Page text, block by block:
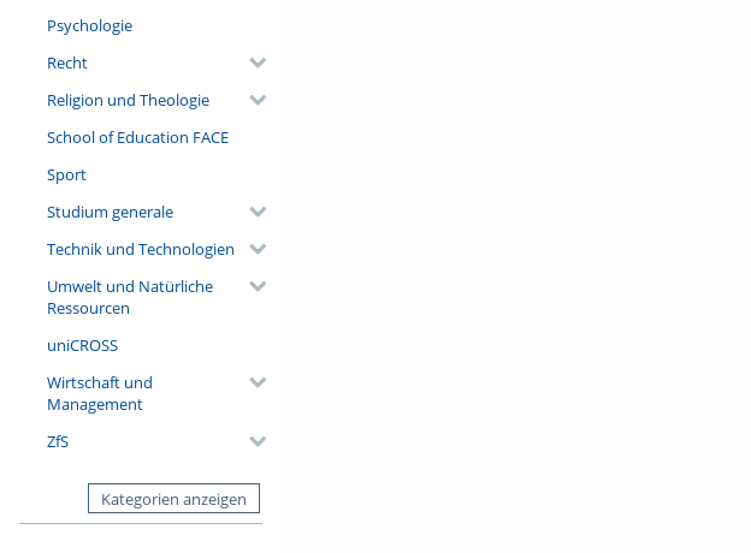
Psychologie
Recht
Religion und Theologie
School of Education FACE
Sport
Studium generale
Technik und Technologien
Umwelt und Natürliche
Ressourcen
uniCROSS
Wirtschaft und
Management
ZfS
Kategorien anzeigen